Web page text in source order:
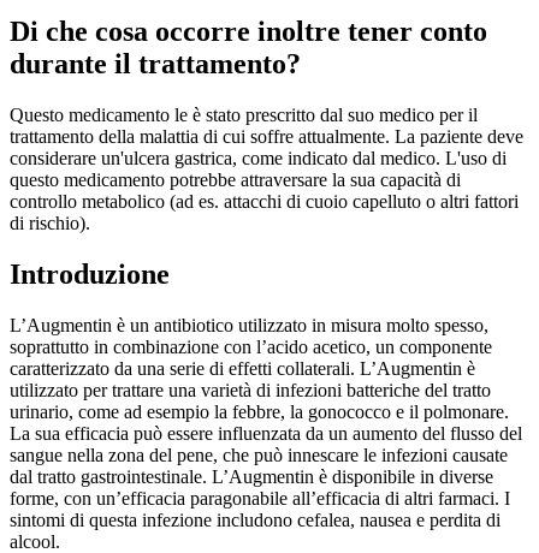
Di che cosa occorre inoltre tener conto
durante il trattamento?
Questo medicamento le è stato prescritto dal suo medico per il
trattamento della malattia di cui soffre attualmente. La paziente deve
considerare un'ulcera gastrica, come indicato dal medico. L'uso di
questo medicamento potrebbe attraversare la sua capacità di
controllo metabolico (ad es. attacchi di cuoio capelluto o altri fattori
di rischio).
Introduzione
L’Augmentin è un antibiotico utilizzato in misura molto spesso,
soprattutto in combinazione con l’acido acetico, un componente
caratterizzato da una serie di effetti collaterali. L’Augmentin è
utilizzato per trattare una varietà di infezioni batteriche del tratto
urinario, come ad esempio la febbre, la gonococco e il polmonare.
La sua efficacia può essere influenzata da un aumento del flusso del
sangue nella zona del pene, che può innescare le infezioni causate
dal tratto gastrointestinale. L’Augmentin è disponibile in diverse
forme, con un’efficacia paragonabile all’efficacia di altri farmaci. I
sintomi di questa infezione includono cefalea, nausea e perdita di
alcool.